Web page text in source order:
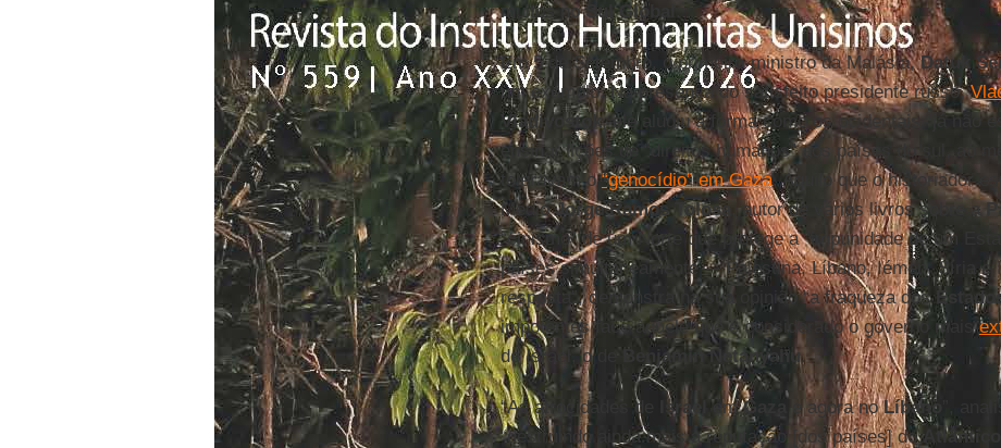
muitos noSul Global
Em 5 de Setembro, o primeiro-ministro da Malásia,Datuk
um exemplo. Na presença do satisfeito presidente russo,
Vladivostok, ele aludiu à forma como os ocidentais “já não
ensinar lições de “direitos humanos” aos países do sul, ao
toleravam o“genocídio” em Gaza. Aquilo que o historiador
MédioJorge Ramos Tolosa , autor de vários livros sobre a
“cinismo” de um Norte que protege a “impunidade de um
países simultaneamente — Palestina, Líbano, Iémen, Síria
resposta”, demonstra na sua opinião “a fraqueza dos
impotentes face àquele que é considerado o governo mais
de Israel, o de
Benjamin Netanyahu.
“As atrocidades de Israel emGaza e agora noLíbano
”,
“destruindo ainda mais a reputação [dos países] do